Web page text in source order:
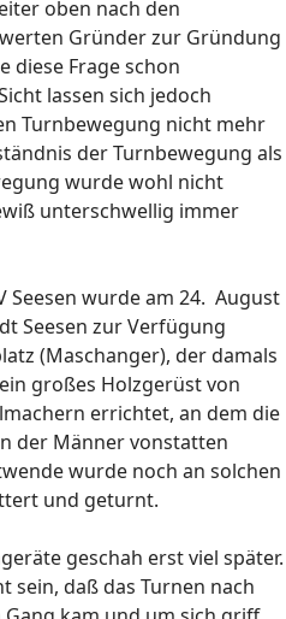
oben nach den
Gründer zur Gründung
diese Frage schon
lassen sich jedoch
Turnbewegung nicht mehr
der Turnbewegung als
wurde wohl nicht
unterschwellig immer
Seesen wurde am 24. August
Seesen zur Verfügung
(Maschanger), der damals
großes Holzgerüst von
errichtet, an dem die
der Männer vonstatten
wurde noch an solchen
und geturnt.
geschah erst viel später.
sein, daß das Turnen nach